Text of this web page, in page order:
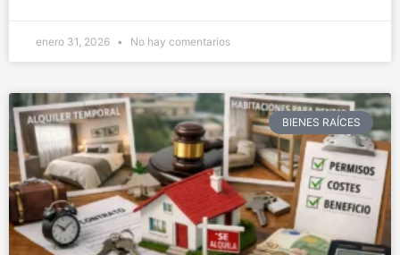
enero 31, 2026 No hay comentarios
BIENES RAÍCES